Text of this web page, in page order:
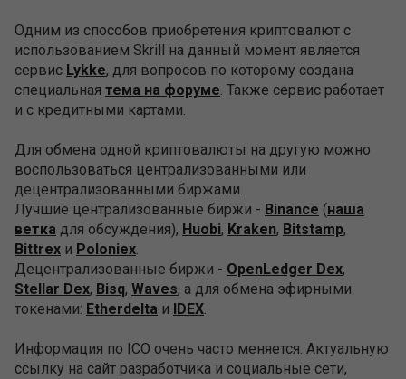
Одним из способов приобретения криптовалют с
использованием Skrill на данный момент является
сервис Lykke, для вопросов по которому создана
специальная тема на форуме. Также сервис работает
и с кредитными картами.
Для обмена одной криптовалюты на другую можно
воспользоваться централизованными или
децентрализованными биржами.
Лучшие централизованные биржи - Binance (наша
ветка для обсуждения), Huobi, Kraken, Bitstamp,
Bittrex и Poloniex.
Децентрализованные биржи - OpenLedger Dex,
Stellar Dex, Bisq, Waves, а для обмена эфирными
токенами: Etherdelta и IDEX.
Информация по ICO очень часто меняется. Актуальную
ссылку на сайт разработчика и социальные сети,